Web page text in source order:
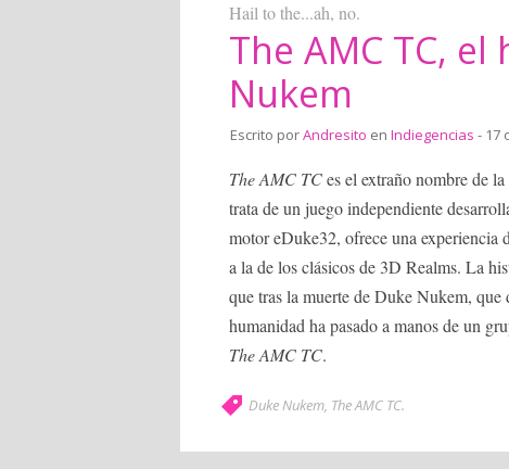
Hail to the...ah, no.
The AMC TC,
Nukem
Escrito porAndresito en Indiegencias - 17
The AMC TCes el extraño nombre de
trata de un juego independiente
motor eDuke32, ofrece una
a la de los clásicos de 3D Realms. La
que tras la muerte de Duke Nukem,
humanidad ha pasado a manos de un
The AMC TC.
Duke Nukem, The AMC TC.